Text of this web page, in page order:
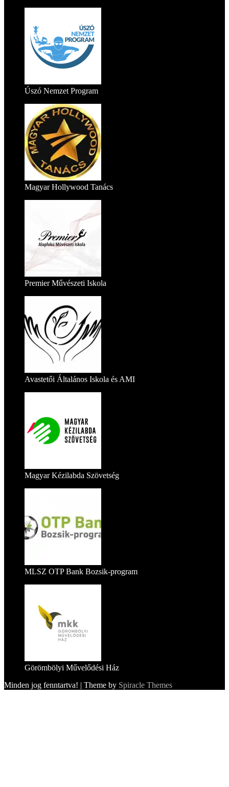
Úszó Nemzet Program
Magyar Hollywood Tanács
Premier Művészeti Iskola
Avastetői Általános Iskola és AMI
Magyar Kézilabda Szövetség
MLSZ OTP Bank Bozsik-program
Görömbölyi Művelődési Ház
Minden jog fenntartva! | Theme by Spiracle Themes